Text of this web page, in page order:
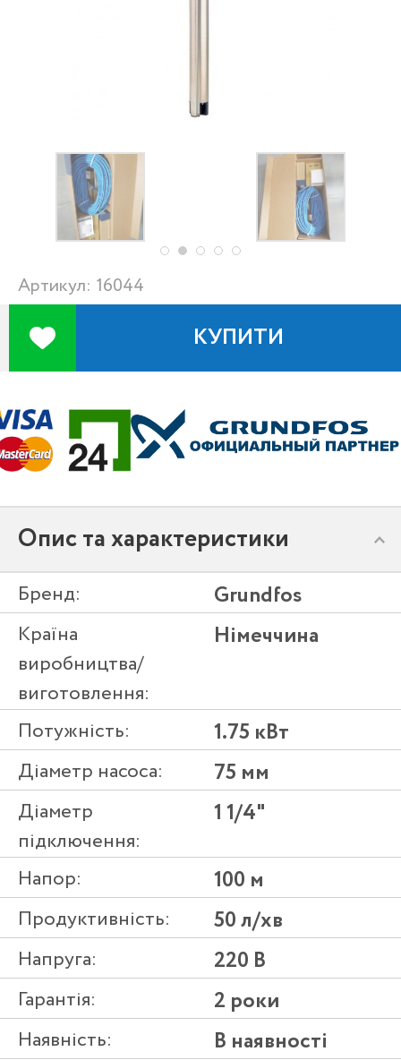
Артикул: 16044
КУПИТИ
Опис та характеристики
Бренд: Grundfos
Країна
виробництва/
виготовлення:
Німеччина
Потужність: 1.75 кВт
Діаметр насоса: 75 мм
Діаметр
підключення:
1 1/4"
Напор: 100 м
Продуктивність: 50 л/хв
Напруга: 220 В
Гарантія: 2 роки
Наявність: В наявності